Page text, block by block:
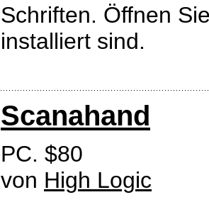
Schriften. Öffnen
installiert sind.
Scanahand
PC. $80
von High Logic